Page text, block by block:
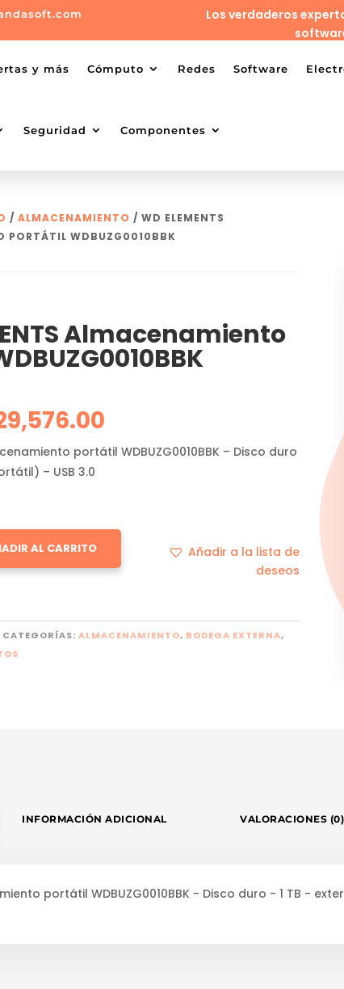
Los verdaderos
y más Cómputo Redes Software
Seguridad Componentes
/ALMACENAMIENTO / WD ELEMENTS
PORTÁTIL WDBUZG0010BBK
Almacenamiento
portátil WDBUZG0010BBK – Disco duro
– USB 3.0
AL CARRITO
Añadir a la lista de
deseos
CATEGORÍAS:ALMACENAMIENTO, BODEGA EXTERNA,
INFORMACIÓN ADICIONAL VALORACIONES (0)
portátil WDBUZG0010BBK - Disco duro - 1 TB -